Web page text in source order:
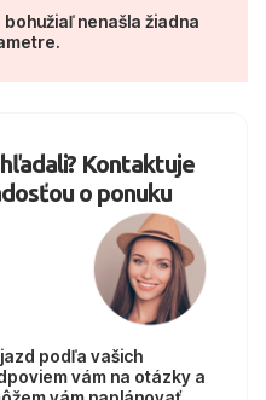
nenašla žiadna
Kontaktuje
o ponuku
podľa vašich
vám na otázky a